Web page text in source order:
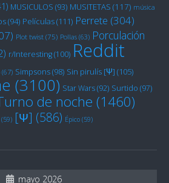
MUSICULOS (93) MUSITETAS (117) música
(94) Películas(111) Perrete (304)
Plot twist (75) Pollas (63) Porculación
r/Interesting(100) Reddit
(67) Simpsons(98) Sin pirulís [Ψ] (105)
(3100) Star Wars(92) Surtido (97)
de noche (1460)
(59) [Ψ] (586) Épico (59)
mayo 2026